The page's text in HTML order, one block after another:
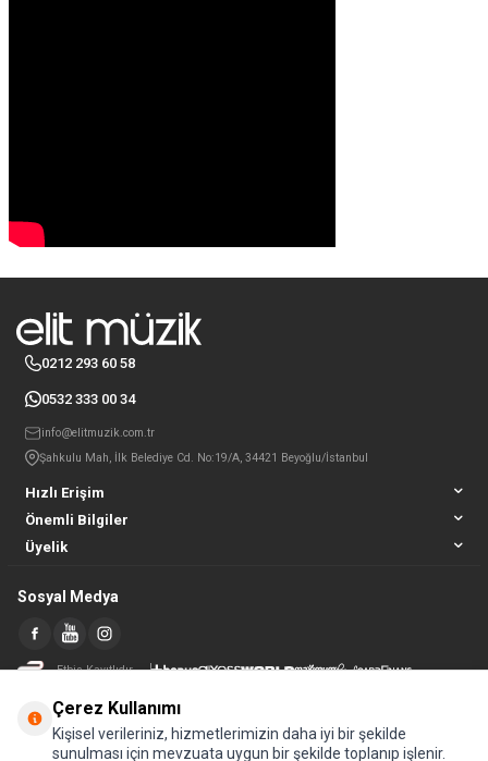
Hızlı Erişim
Önemli Bilgiler
Üyelik
0212 293 60 58
0532 333 00 34
info@elitmuzik.com.tr
Şahkulu Mah, İlk Belediye Cd. No:19/A, 34421 Beyoğlu/İstanbul
Sosyal Medya
Etbis Kayıtlıdır
Çerez Kullanımı
Kişisel verileriniz, hizmetlerimizin daha iyi bir şekilde
sunulması için mevzuata uygun bir şekilde toplanıp işlenir.